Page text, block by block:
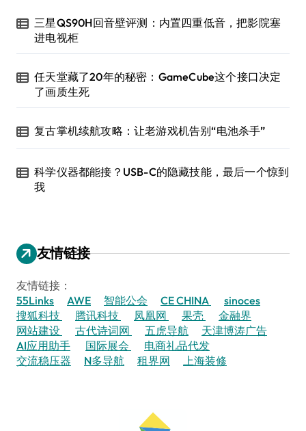
三星QS90H回音壁评测：内置四重低音，把影院塞
进电视柜
任天堂藏了20年的秘密：GameCube这个接口决定
了画质生死
复古掌机续航攻略：让老游戏机告别“电池杀手”
科学仪器都能接？USB-C的隐藏技能，最后一个惊到
我
友情链接
友情链接：
55Links
AWE 智能公会 CE CHINA
sinoces
搜狐科技
腾讯科技 凤凰网 果壳
金融界
网站建设
古代诗词网 五虎导航
天津博涛广告
AI应用助手
国际展会
电商礼品代发
交流稳压器
N多导航 租界网 上海装修